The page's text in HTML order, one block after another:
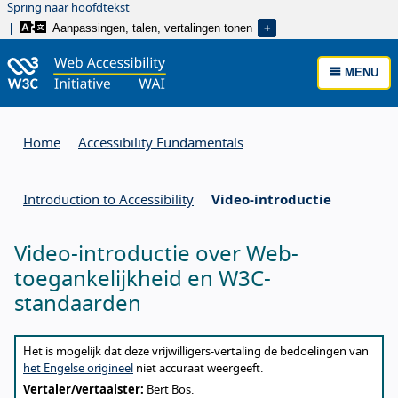
Spring naar hoofdtekst
Aanpassingen, talen, vertalingen tonen
MENU
Home Accessibility Fundamentals
Introduction to Accessibility Video-introductie
Video-introductie over Web-
toegankelijkheid en W3C-
standaarden
About this translation
Het is mogelijk dat deze vrijwilligers-vertaling de bedoelingen van
het Engelse origineel niet accuraat weergeeft.
Vertaler/vertaalster: Bert Bos.